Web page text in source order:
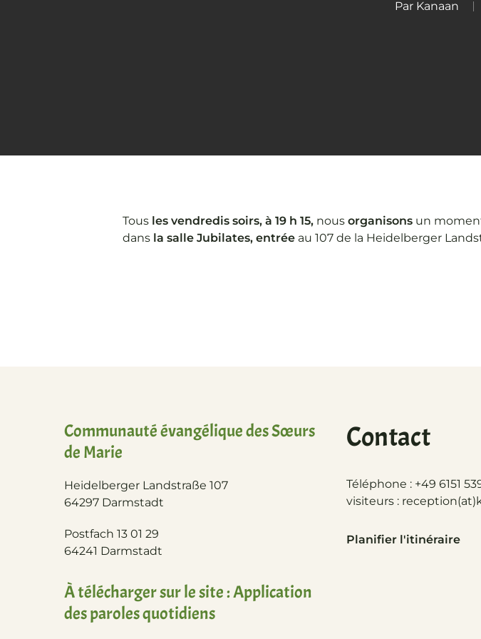
Par Kanaan
Tous les vendredis soirs, à 19 h 15, nous organisons un
dans la salle Jubilates, entrée au 107 de la Heidelberger
Communauté évangélique des Sœurs
de Marie
Heidelberger Landstraße 107
64297 Darmstadt
Postfach 13 01 29
64241 Darmstadt
À télécharger sur le site : Application
des paroles quotidiens
Contact
Téléphone : +49 6151
visiteurs : reception(at)
Planifier l'itinéraire